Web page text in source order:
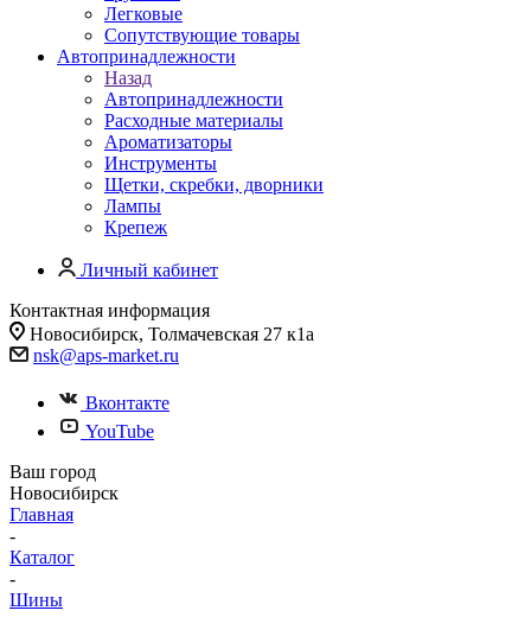
Легковые
Сопутствующие товары
Автопринадлежности
Назад
Автопринадлежности
Расходные материалы
Ароматизаторы
Инструменты
Щетки, скребки, дворники
Лампы
Крепеж
Личный кабинет
Контактная информация
Новосибирск, Толмачевская 27 к1а
nsk@aps-market.ru
Вконтакте
YouTube
Ваш город
Новосибирск
Главная
-
Каталог
-
Шины